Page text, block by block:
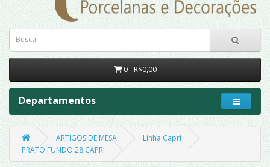
0 - R$0,00
Departamentos
ARTIGOS DE MESA
Linha Capri
PRATO FUNDO 28 CAPRI